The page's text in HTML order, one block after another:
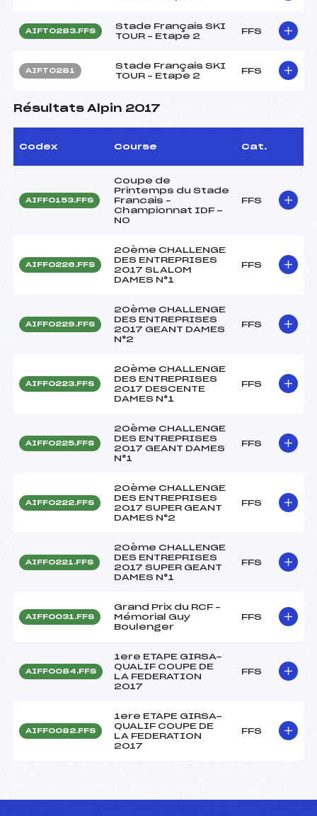
AIFT0283.FFS
Stade Français SKI
TOUR – Etape 2
FFS
AIFT0281
Stade Français SKI
TOUR – Etape 2
FFS
Résultats Alpin 2017
Codex Course Cat.
AIFF0153.FFS
Coupe de
Printemps du Stade
Francais –
Championnat IDF -
NO
FFS
AIFF0226.FFS
20ème CHALLENGE
DES ENTREPRISES
2017 SLALOM
DAMES N°1
FFS
AIFF0229.FFS
20ème CHALLENGE
DES ENTREPRISES
2017 GEANT DAMES
N°2
FFS
AIFF0223.FFS
20ème CHALLENGE
DES ENTREPRISES
2017 DESCENTE
DAMES N°1
FFS
AIFF0225.FFS
20ème CHALLENGE
DES ENTREPRISES
2017 GEANT DAMES
N°1
FFS
AIFF0222.FFS
20ème CHALLENGE
DES ENTREPRISES
2017 SUPER GEANT
DAMES N°2
FFS
AIFF0221.FFS
20ème CHALLENGE
DES ENTREPRISES
2017 SUPER GEANT
DAMES N°1
FFS
AIFF0031.FFS
Grand Prix du RCF –
Mémorial Guy
Boulenger
FFS
AIFF0084.FFS
1ere ETAPE GIRSA-
QUALIF COUPE DE
LA FEDERATION
2017
FFS
AIFF0082.FFS
1ere ETAPE GIRSA-
QUALIF COUPE DE
LA FEDERATION
2017
FFS